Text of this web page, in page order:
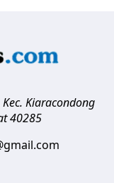
Kiaracondong
40285